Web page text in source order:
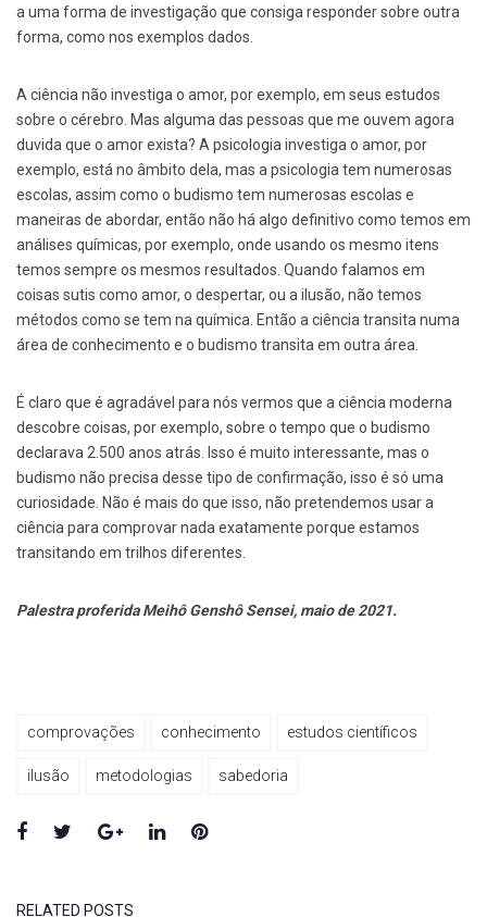
a uma forma de investigação que consiga responder sobre outra
forma, como nos exemplos dados.
A ciência não investiga o amor, por exemplo, em seus estudos
sobre o cérebro. Mas alguma das pessoas que me ouvem agora
duvida que o amor exista? A psicologia investiga o amor, por
exemplo, está no âmbito dela, mas a psicologia tem numerosas
escolas, assim como o budismo tem numerosas escolas e
maneiras de abordar, então não há algo definitivo como temos em
análises químicas, por exemplo, onde usando os mesmo itens
temos sempre os mesmos resultados. Quando falamos em
coisas sutis como amor, o despertar, ou a ilusão, não temos
métodos como se tem na química. Então a ciência transita numa
área de conhecimento e o budismo transita em outra área.
É claro que é agradável para nós vermos que a ciência moderna
descobre coisas, por exemplo, sobre o tempo que o budismo
declarava 2.500 anos atrás. Isso é muito interessante, mas o
budismo não precisa desse tipo de confirmação, isso é só uma
curiosidade. Não é mais do que isso, não pretendemos usar a
ciência para comprovar nada exatamente porque estamos
transitando em trilhos diferentes.
Palestra proferida Meihô Genshô Sensei, maio de 2021.
comprovações conhecimento estudos científicos
ilusão metodologias sabedoria
Facebook
TwitterGoogle+LinkedInPinterest
RELATED POSTS